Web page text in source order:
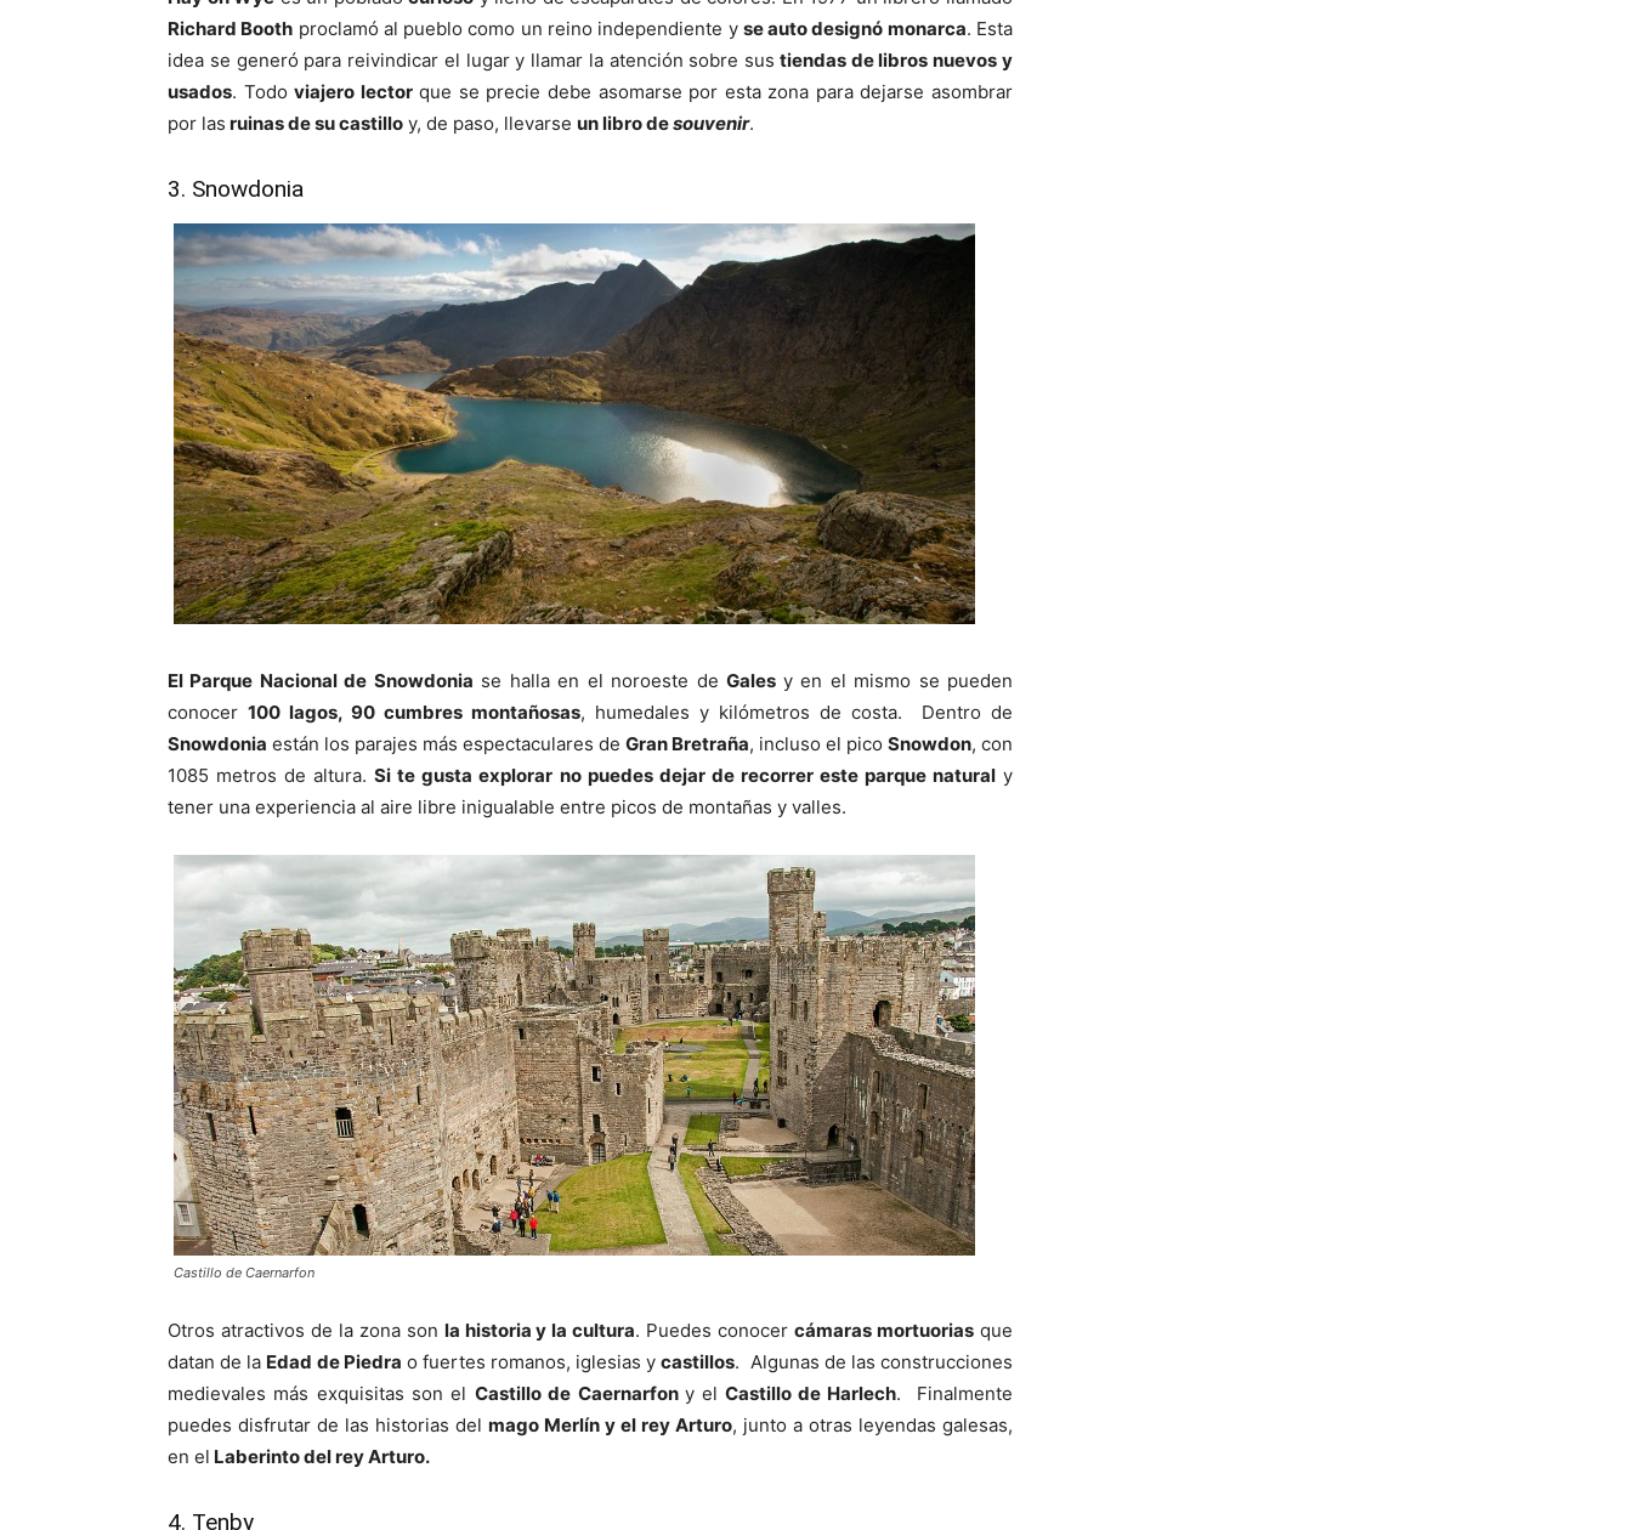
Richard Booth proclamó al pueblo como un reino independiente y se auto designó monarca. Esta
idea se generó para reivindicar el lugar y llamar la atención sobre sus tiendas de libros nuevos y
usados. Todoviajero lectorque se precie debe asomarse por esta zona para dejarse asombrar
por las ruinas de su castillo y, de paso, llevarse un libro desouvenir.
3. Snowdonia
El Parque Nacional de Snowdonia se halla en el noroeste deGales y en el mismo se pueden
conocer 100 lagos, 90 cumbres montañosas, humedales y kilómetros de costa. Dentro de
Snowdonia están los parajes más espectaculares de Gran Bretraña, incluso el pico Snowdon, con
1085 metros de altura.Si te gusta explorar no puedes dejar de recorrer este parque naturaly
tener una experiencia al aire libre inigualable entre picos de montañas y valles.
Castillo de Caernarfon
Otros atractivos de la zona son la historia y la cultura. Puedes conocercámaras mortuorias que
datan de la Edad de Piedra o fuertes romanos, iglesias ycastillos. Algunas de las construcciones
medievales más exquisitas son el Castillo de Caernarfon y el Castillo de Harlech. Finalmente
puedes disfrutar de las historias del mago Merlín y el rey Arturo, junto a otras leyendas galesas,
en el Laberinto del rey Arturo.
4. Tenby